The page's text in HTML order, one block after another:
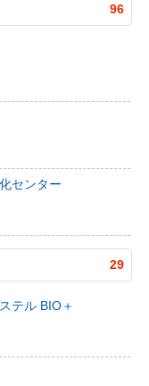
96
センター
29
テル BIO＋